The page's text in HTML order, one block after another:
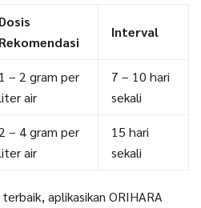
Dosis
Rekomendasi
Interval
1 – 2 gram per
air
7 – 10 hari
sekali
2 – 4 gram per
air
15 hari
sekali
aplikasikan ORIHARA